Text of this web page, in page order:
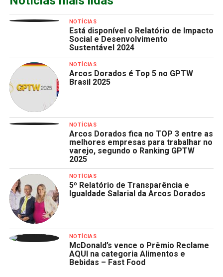
NOTÍCIAS
Está disponível o Relatório de Impacto
Social e Desenvolvimento
Sustentável 2024
NOTÍCIAS
Arcos Dorados é Top 5 no GPTW
Brasil 2025
NOTÍCIAS
Arcos Dorados fica no TOP 3 entre as
melhores empresas para trabalhar no
varejo, segundo o Ranking GPTW
2025
NOTÍCIAS
5º Relatório de Transparência e
Igualdade Salarial da Arcos Dorados
NOTÍCIAS
McDonald’s vence o Prêmio Reclame
AQUI na categoria Alimentos e
Bebidas – Fast Food